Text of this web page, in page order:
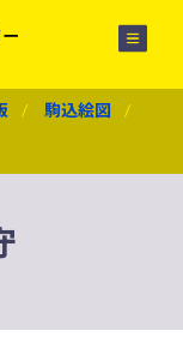
駒込絵図